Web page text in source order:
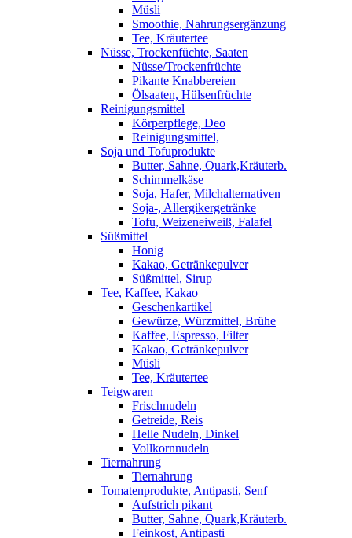
Müsli
Smoothie, Nahrungsergänzung
Tee, Kräutertee
Nüsse, Trockenfüchte, Saaten
Nüsse/Trockenfrüchte
Pikante Knabbereien
Ölsaaten, Hülsenfrüchte
Reinigungsmittel
Körperpflege, Deo
Reinigungsmittel,
Soja und Tofuprodukte
Butter, Sahne, Quark,Kräuterb.
Schimmelkäse
Soja, Hafer, Milchalternativen
Soja-, Allergikergetränke
Tofu, Weizeneiweiß, Falafel
Süßmittel
Honig
Kakao, Getränkepulver
Süßmittel, Sirup
Tee, Kaffee, Kakao
Geschenkartikel
Gewürze, Würzmittel, Brühe
Kaffee, Espresso, Filter
Kakao, Getränkepulver
Müsli
Tee, Kräutertee
Teigwaren
Frischnudeln
Getreide, Reis
Helle Nudeln, Dinkel
Vollkornnudeln
Tiernahrung
Tiernahrung
Tomatenprodukte, Antipasti, Senf
Aufstrich pikant
Butter, Sahne, Quark,Kräuterb.
Feinkost, Antipasti